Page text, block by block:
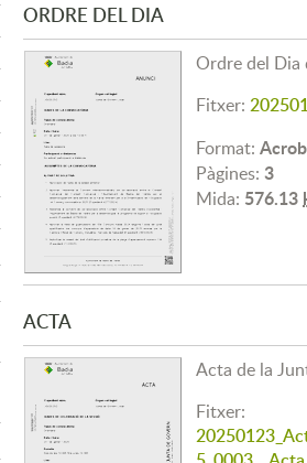
ORDRE DEL DIA
Ordre del Dia
Fitxer:
Format:
Pàgines: 3
Mida: 576.13
ACTA
Acta de la
Fitxer: